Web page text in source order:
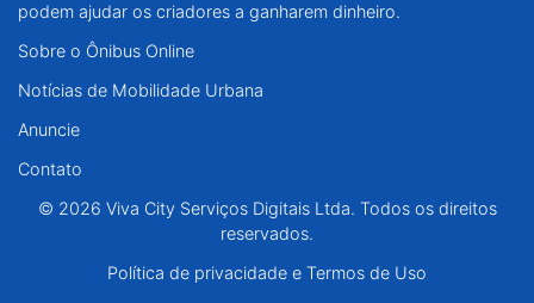
podem ajudar os criadores a ganharem dinheiro.
Sobre o Ônibus Online
Notícias de Mobilidade Urbana
Anuncie
Contato
© 2026 Viva City Serviços Digitais Ltda. Todos os direitos
reservados.
Política de privacidade e Termos de Uso